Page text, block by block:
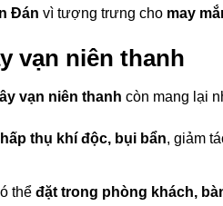
Đán vì tượng trưng cho may
vạn niên thanh
vạn niên thanh còn mang lại
hấp thụ khí độc, bụi bẩn, giảm
thể đặt trong phòng khách,